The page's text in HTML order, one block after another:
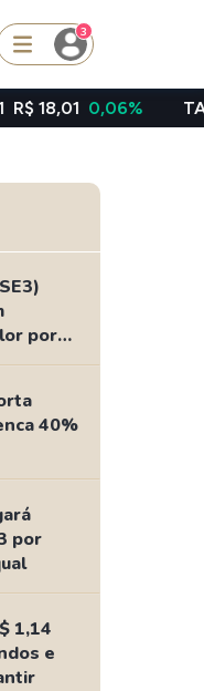
3
TAEE11 R$
por
40%
por
1,14
e